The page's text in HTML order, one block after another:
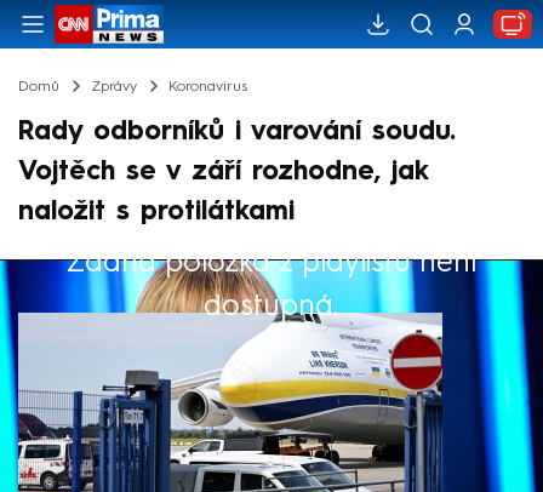
Domů Zprávy Koronavirus
Rady odborníků i varování soudu.
Vojtěch se v září rozhodne, jak
naložit s protilátkami
Žádná položka z playlistu není
dostupná.
Výběr redakce